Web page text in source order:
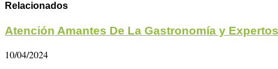
Relacionados
Atención Amantes De La Gastronomía y
10/04/2024